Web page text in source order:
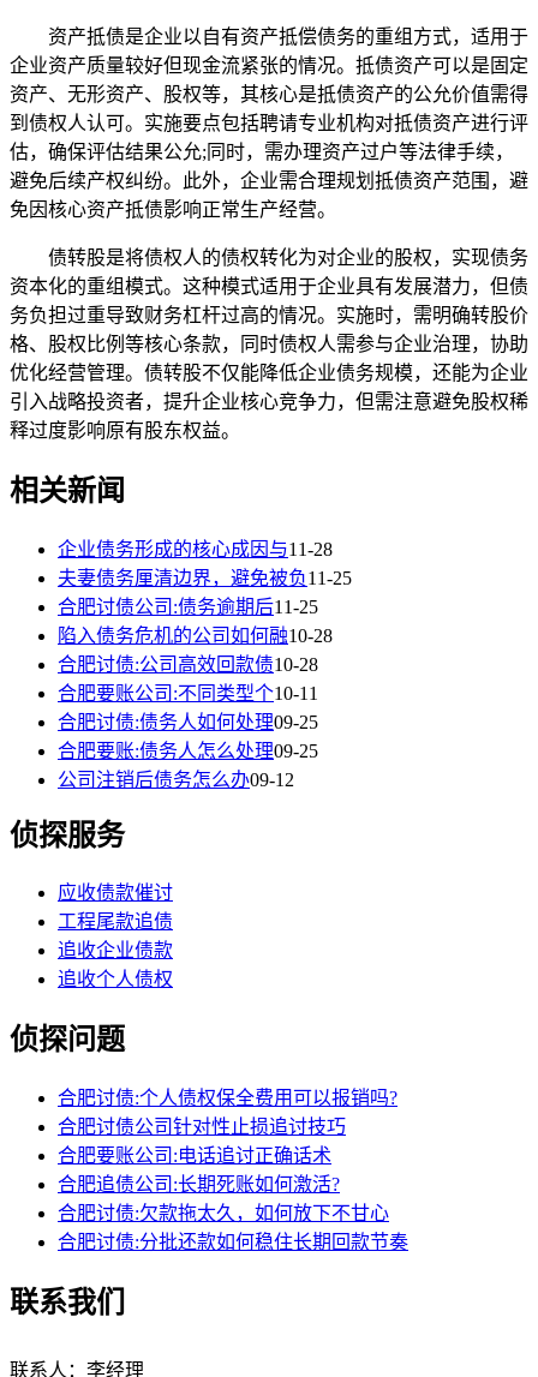
资产抵债是企业以自有资产抵偿债务的重组方式，适用于
企业资产质量较好但现金流紧张的情况。抵债资产可以是固定
资产、无形资产、股权等，其核心是抵债资产的公允价值需得
到债权人认可。实施要点包括聘请专业机构对抵债资产进行评
估，确保评估结果公允;同时，需办理资产过户等法律手续，
避免后续产权纠纷。此外，企业需合理规划抵债资产范围，避
免因核心资产抵债影响正常生产经营。​
债转股是将债权人的债权转化为对企业的股权，实现债务
资本化的重组模式。这种模式适用于企业具有发展潜力，但债
务负担过重导致财务杠杆过高的情况。实施时，需明确转股价
格、股权比例等核心条款，同时债权人需参与企业治理，协助
优化经营管理。债转股不仅能降低企业债务规模，还能为企业
引入战略投资者，提升企业核心竞争力，但需注意避免股权稀
释过度影响原有股东权益。
相关新闻
企业债务形成的核心成因与11-28
夫妻债务厘清边界，避免被负11-25
合肥讨债公司:债务逾期后11-25
陷入债务危机的公司如何融10-28
合肥讨债:公司高效回款债10-28
合肥要账公司:不同类型个10-11
合肥讨债:债务人如何处理09-25
合肥要账:债务人怎么处理09-25
公司注销后债务怎么办09-12
侦探服务
应收债款催讨
工程尾款追债
追收企业债款
追收个人债权
侦探问题
合肥讨债:个人债权保全费用可以报销吗?
合肥讨债公司针对性止损追讨技巧
合肥要账公司:电话追讨正确话术
合肥追债公司:长期死账如何激活?
合肥讨债:欠款拖太久，如何放下不甘心
合肥讨债:分批还款如何稳住长期回款节奏
联系我们
联系人：李经理